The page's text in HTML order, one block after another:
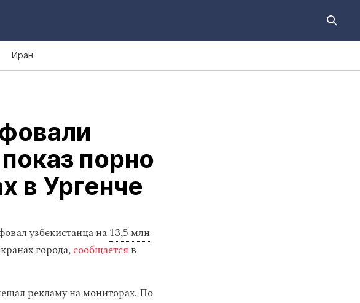
Иран
порно
в Ургенче
узбекистанца на13,5 млн
города,сообщается в
рекламу на мониторах. По